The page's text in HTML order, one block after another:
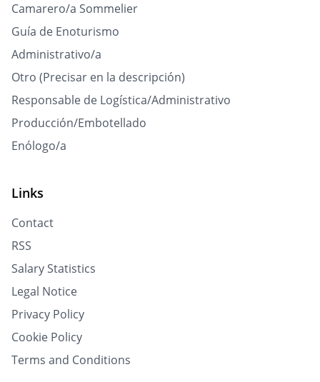
Camarero/a Sommelier
Guía de Enoturismo
Administrativo/a
Otro (Precisar en la descripción)
Responsable de Logística/Administrativo
Producción/Embotellado
Enólogo/a
Links
Contact
RSS
Salary Statistics
Legal Notice
Privacy Policy
Cookie Policy
Terms and Conditions